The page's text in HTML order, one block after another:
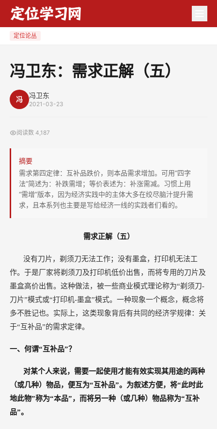
东：
（五）
定位论丛
冯卫东：需求正解（五）
冯 冯卫东
2021-03-23
阅读数 4,187
摘要
需求第四定律：互补品跌价，则本品需求增加。可用“四字
法”简述为：补跌需增；等价表述为：补涨需减。习惯上用
“需增”版本，因为经济实践中的主体大多在绞尽脑汁提升需
求，且本系列也主要是写给经济一线的实践者们看的。
需求正解（五）
没有刀片，剃须刀无法工作；没有墨盒，打印机无法工
作。于是厂家将剃须刀及打印机低价出售，而将专用的刀片及
墨盒高价出售。这种做法，被一些商业模式理论称为“剃须刀-
刀片”模式或“打印机-墨盒”模式。一种现象一个概念，概念将
多不胜记也。实际上，这类现象背后有共同的经济学规律：关
于“互补品”的需求定律。
一、何谓“互补品”？
对某个人来说，需要一起使用才能有效实现其用途的两种
（或几种）物品，便互为“互补品”。为叙述方便，将“此时此
地此物”称为“本品”，而将另一种（或几种）物品称为“互补
品”。